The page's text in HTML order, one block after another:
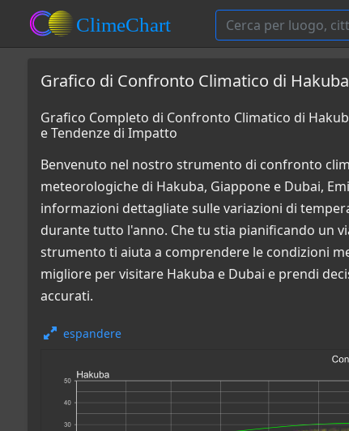
Grafico di Confronto Climatico di
Grafico Completo di Confronto Climatico di
e Tendenze di Impatto
Benvenuto nel nostro strumento di confronto
meteorologiche di Hakuba, Giappone e Dubai,
informazioni dettagliate sulle variazioni di
durante tutto l'anno. Che tu stia pianificando un
strumento ti aiuta a comprendere le condizioni
migliore per visitare Hakuba e Dubai e prendi
accurati.
espandere